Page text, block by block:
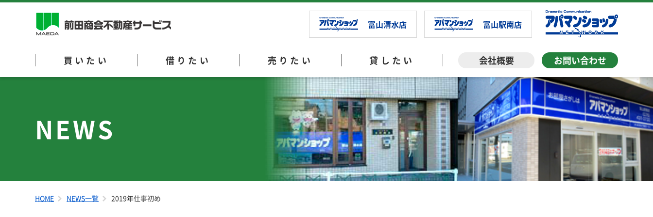
富山清水店 富山駅南店
買いたい 借りたい 売りたい 貸したい 会社概要 お問い合わせ
NEWS
HOME NEWS一覧 2019年仕事初め